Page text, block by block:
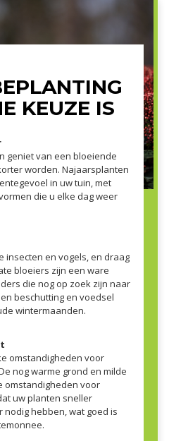
KEUZE IS
geniet van een bloeiende
worden. Najaarsplanten
in uw tuin, met
die u elke dag weer
insecten en vogels, en draag
bloeiers zijn een ware
die nog op zoek zijn naar
beschutting en voedsel
wintermaanden.
omstandigheden voor
nog warme grond en milde
omstandigheden voor
uw planten sneller
hebben, wat goed is